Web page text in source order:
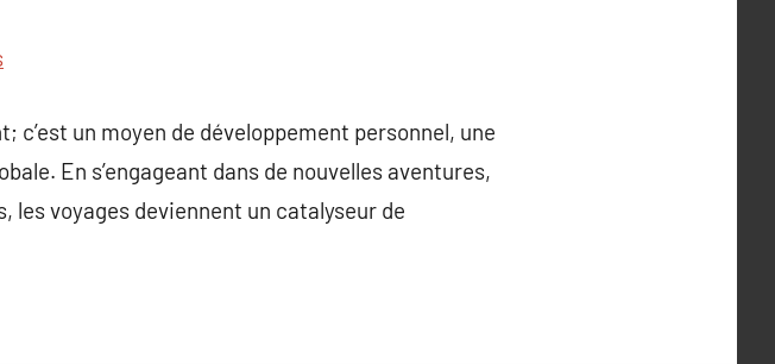
c’est un moyen de développement personnel, une
En s’engageant dans de nouvelles aventures,
voyages deviennent un catalyseur de